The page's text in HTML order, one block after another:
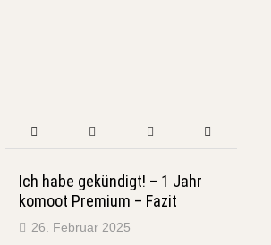
Ich habe gekündigt! – 1 Jahr
komoot Premium – Fazit
26. Februar 2025